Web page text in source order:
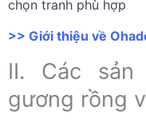
chọn tranh phù hợp
>> Giới thiệu về
II. Các sản
gương rồng